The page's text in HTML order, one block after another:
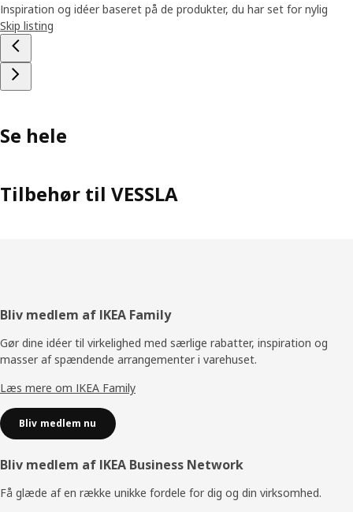
Inspiration og idéer baseret på de produkter, du har set for nylig
Skip listing
Se hele
Tilbehør til VESSLA
Footer
Bliv medlem af IKEA Family
Gør dine idéer til virkelighed med særlige rabatter, inspiration og
masser af spændende arrangementer i varehuset.
Læs mere om IKEA Family
Bliv medlem nu
Bliv medlem af IKEA Business Network
Få glæde af en række unikke fordele for dig og din virksomhed.